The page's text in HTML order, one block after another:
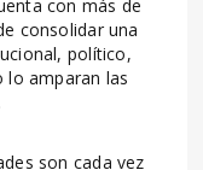
con más de
consolidar una
político,
amparan las
son cada vez